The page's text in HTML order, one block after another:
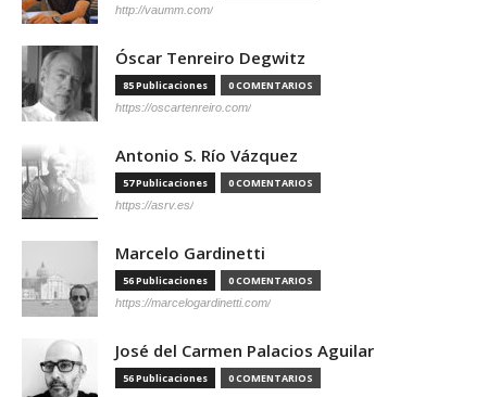
http://vaumm.com/
Óscar Tenreiro Degwitz
85 Publicaciones 0 COMENTARIOS
https://oscartenreiro.com/
Antonio S. Río Vázquez
57 Publicaciones 0 COMENTARIOS
https://asrv.es/
Marcelo Gardinetti
56 Publicaciones 0 COMENTARIOS
https://marcelogardinetti.com/
José del Carmen Palacios Aguilar
56 Publicaciones 0 COMENTARIOS